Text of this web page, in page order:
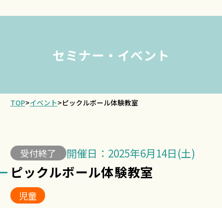
セミナー・イベント
TOP>イベント>ピックルボール体験教室
受付終了 開催日：2025年6月14日(土)
ピックルボール体験教室
児童